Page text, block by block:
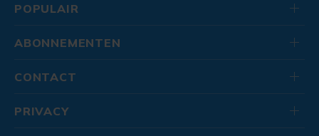
POPULAIR
ABONNEMENTEN
CONTACT
PRIVACY